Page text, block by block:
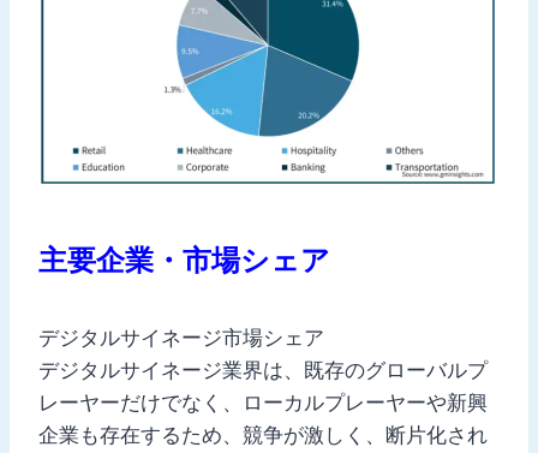
主要企業・市場シェア
デジタルサイネージ市場シェア
デジタルサイネージ業界は、既存のグローバルプ
レーヤーだけでなく、ローカルプレーヤーや新興
企業も存在するため、競争が激しく、断片化され